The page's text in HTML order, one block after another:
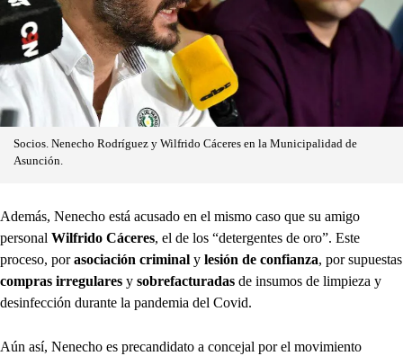
Socios. Nenecho Rodríguez y Wilfrido Cáceres en la Municipalidad de
Asunción.
Además, Nenecho está acusado en el mismo caso que su amigo
personal Wilfrido Cáceres, el de los “detergentes de oro”. Este
proceso, porasociación criminal y lesión de confianza, por supuestas
compras irregulares y sobrefacturadas de insumos de limpieza y
desinfección durante la pandemia del Covid.
Aún así, Nenecho es precandidato a concejal por el movimiento